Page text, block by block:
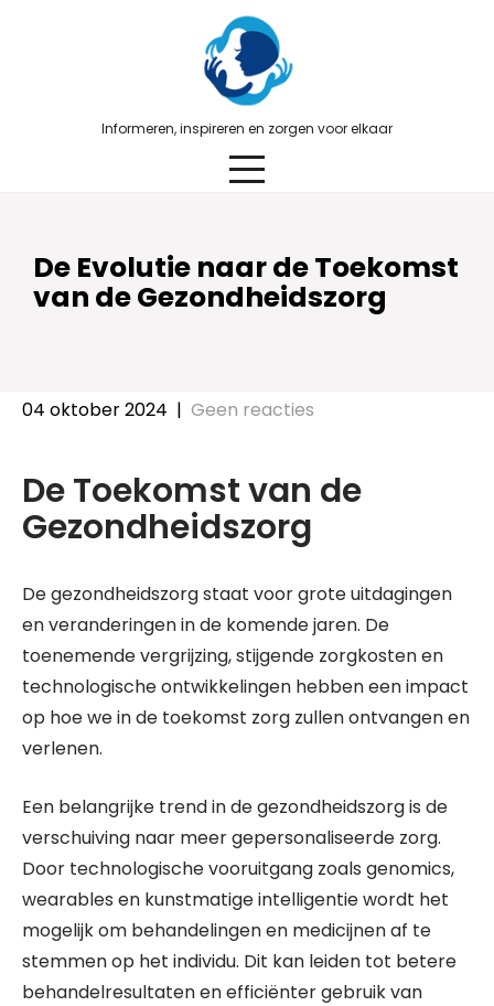
Informeren, inspireren en zorgen voor elkaar
De Evolutie naar de Toekomst
van de Gezondheidszorg
04 oktober 2024 | Geen reacties
De Toekomst van de
Gezondheidszorg
De gezondheidszorg staat voor grote uitdagingen
en veranderingen in de komende jaren. De
toenemende vergrijzing, stijgende zorgkosten en
technologische ontwikkelingen hebben een impact
op hoe we in de toekomst zorg zullen ontvangen en
verlenen.
Een belangrijke trend in de gezondheidszorg is de
verschuiving naar meer gepersonaliseerde zorg.
Door technologische vooruitgang zoals genomics,
wearables en kunstmatige intelligentie wordt het
mogelijk om behandelingen en medicijnen af te
stemmen op het individu. Dit kan leiden tot betere
behandelresultaten en efficiënter gebruik van